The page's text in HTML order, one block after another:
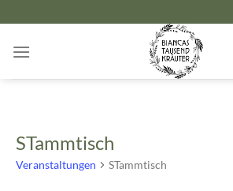
Inhalt
springen
STammtisch
Veranstaltungen STammtisch